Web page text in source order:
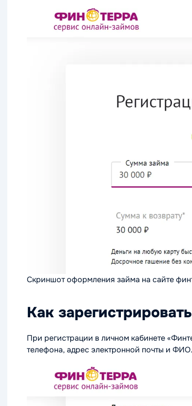
Скриншот оформления займа на сайте
Как
При регистрации в личном кабинете
телефона, адрес электронной почты и ФИО.